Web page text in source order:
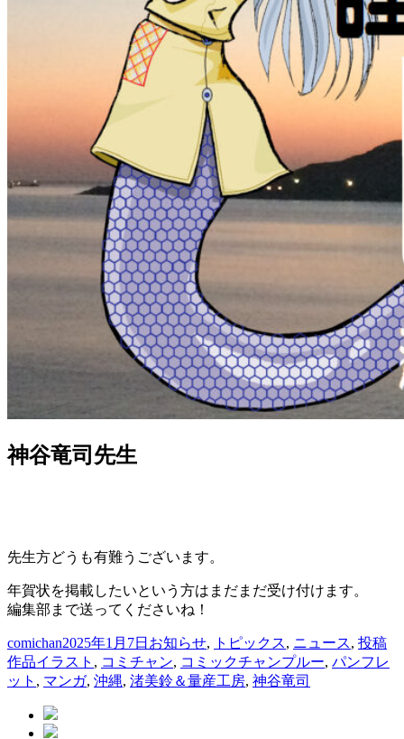
神谷竜司先生
先生方どうも有難うございます。
年賀状を掲載したいという方はまだまだ受け付けます。
編集部まで送ってくださいね！
投
稿
者
comichan投
稿
日:
2025年1月7日 カ
テ
ゴ
お知らせ, トピックス, ニュース, 投稿
作品タ
グ
イラスト , コミチャン, コミックチャンプルー, パンフレ
ット , マンガ, 沖縄, 渚美鈴＆量産工房, 神谷竜司